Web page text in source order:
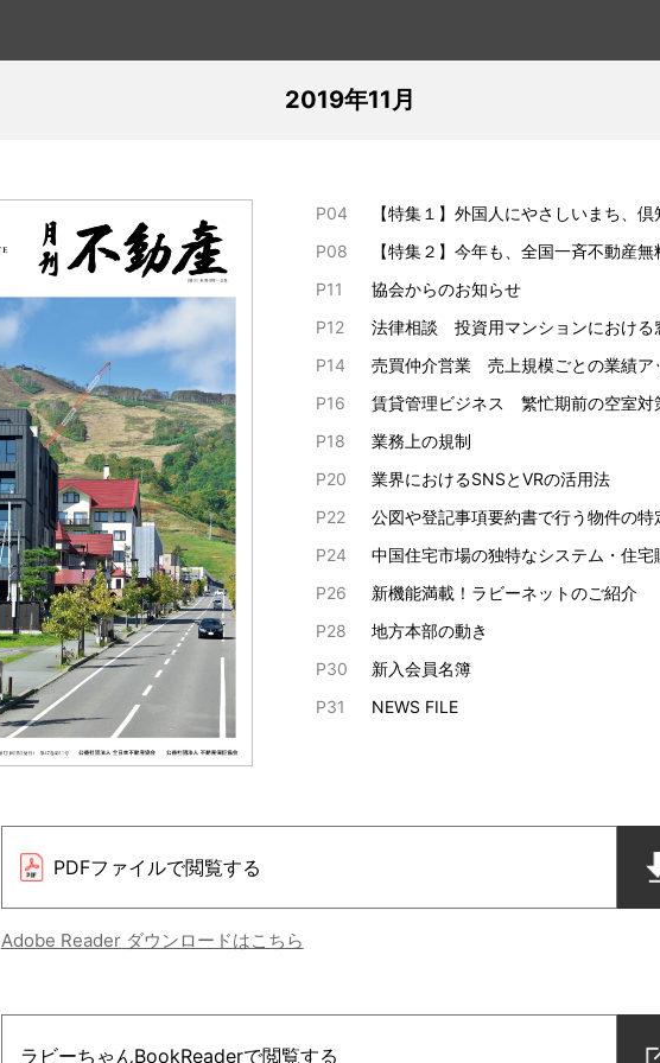
2019年11月
P04
【特集１】外国人にやさしいまち、倶
P08
【特集２】今年も、全国一斉不動産
P11
協会からのお知らせ
P12
法律相談 投資用マンションにおける
P14
売買仲介営業 売上規模ごとの業績ア
P16
賃貸管理ビジネス 繁忙期前の空室対
P18
業務上の規制
P20
業界におけるSNSとVRの活用法
P22
公図や登記事項要約書で行う物件の特
P24
中国住宅市場の独特なシステム・住宅
P26
新機能満載！ラビーネットのご紹介
P28
地方本部の動き
P30
新入会員名簿
P31
NEWS FILE
PDFファイルで閲覧する
Adobe Reader ダウンロードはこちら
ラビーちゃんBookReaderで閲覧する